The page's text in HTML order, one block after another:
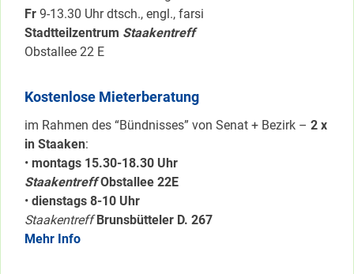
Fr 9-13.30 Uhr dtsch., engl., farsi
Stadtteilzentrum Staakentreff
Obstallee 22 E
Kostenlose Mieterberatung
im Rahmen des “Bündnisses” von Senat + Bezirk – 2 x
in Staaken:
• montags 15.30-18.30 Uhr
Staakentreff Obstallee 22E
• dienstags 8-10 Uhr
Staakentreff Brunsbütteler D. 267
Mehr Info